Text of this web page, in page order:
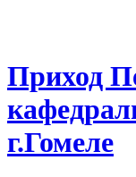
Приход
г.Гомеле